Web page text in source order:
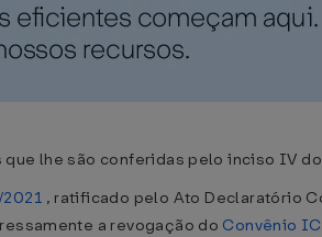
lhe são conferidas pelo inciso IV
, ratificado pelo Ato Declaratório
a revogação do Convênio